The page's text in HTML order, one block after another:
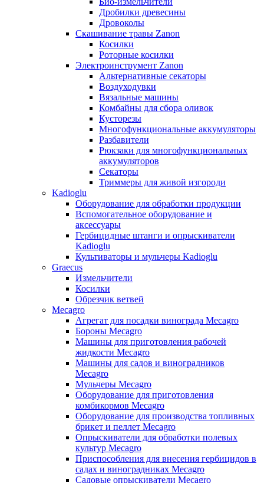
Дробилки древесины
Дровоколы
Скашивание травы Zanon
Косилки
Роторные косилки
Электроинструмент Zanon
Альтернативные секаторы
Воздуходувки
Вязальные машины
Комбайны для сбора оливок
Кусторезы
Многофункциональные аккумуляторы
Разбавители
Рюкзаки для многофункциональных
аккумуляторов
Секаторы
Триммеры для живой изгороди
Kadioglu
Оборудование для обработки продукции
Вспомогательное оборудование и
аксессуары
Гербицидные штанги и опрыскиватели
Kadioglu
Культиваторы и мульчеры Kadioglu
Graecus
Измельчители
Косилки
Обрезчик ветвей
Mecagro
Агрегат для посадки винограда Mecagro
Бороны Mecagro
Машины для приготовления рабочей
жидкости Mecagro
Машины для садов и виноградников
Mecagro
Мульчеры Mecagro
Оборудование для приготовления
комбикормов Mecagro
Оборудование для производства топливных
брикет и пеллет Mecagro
Опрыскиватели для обработки полевых
культур Mecagro
Приспособления для внесения гербицидов в
садах и виноградниках Mecagro
Садовые опрыскиватели Mecagro